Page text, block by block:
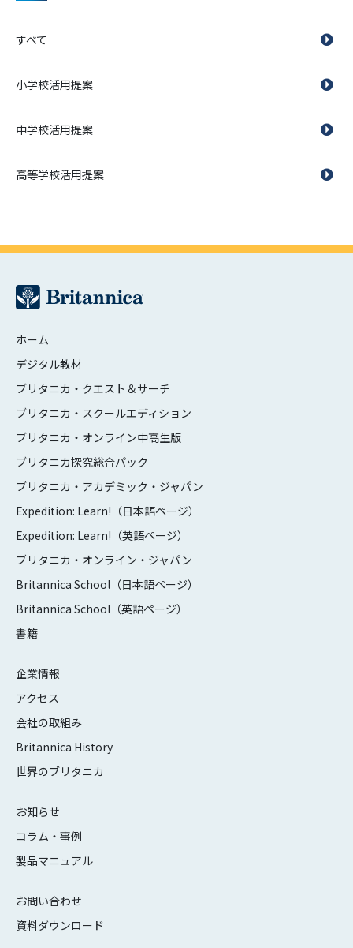
すべて
小学校活用提案
中学校活用提案
高等学校活用提案
ホーム
デジタル教材
ブリタニカ・クエスト＆サーチ
ブリタニカ・スクールエディション
ブリタニカ・オンライン中高生版
ブリタニカ探究総合パック
ブリタニカ・アカデミック・ジャパン
Expedition: Learn!（日本語ページ）
Expedition: Learn!（英語ページ）
ブリタニカ・オンライン・ジャパン
Britannica School（日本語ページ）
Britannica School（英語ページ）
書籍
企業情報
アクセス
会社の取組み
Britannica History
世界のブリタニカ
お知らせ
コラム・事例
製品マニュアル
お問い合わせ
資料ダウンロード